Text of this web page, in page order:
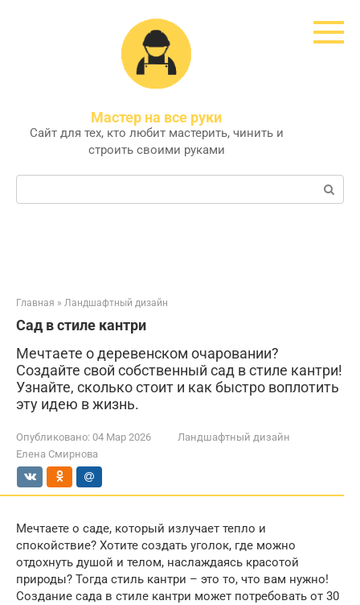
Мастер на все руки
Сайт для тех, кто любит мастерить, чинить и
строить своими руками
Поиск:
Главная » Ландшафтный дизайн
Сад в стиле кантри
Мечтаете о деревенском очаровании?
Создайте свой собственный сад в стиле кантри!
Узнайте, сколько стоит и как быстро воплотить
эту идею в жизнь.
Опубликовано: 04 Мар 2026
Ландшафтный дизайн
Елена Смирнова
Мечтаете о саде, который излучает тепло и
спокойствие? Хотите создать уголок, где можно
отдохнуть душой и телом, наслаждаясь красотой
природы? Тогда стиль кантри – это то, что вам нужно!
Создание сада в стиле кантри может потребовать от 30